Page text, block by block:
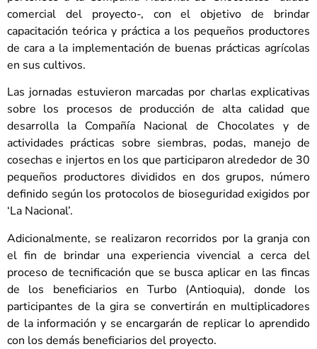
comercial del proyecto-, con el objetivo de brindar
capacitación teórica y práctica a los pequeños productores
de cara a la implementación de buenas prácticas agrícolas
en sus cultivos.
Las jornadas estuvieron marcadas por charlas explicativas
sobre los procesos de producción de alta calidad que
desarrolla la Compañía Nacional de Chocolates y de
actividades prácticas sobre siembras, podas, manejo de
cosechas e injertos en los que participaron alrededor de 30
pequeños productores divididos en dos grupos, número
definido según los protocolos de bioseguridad exigidos por
‘La Nacional’.
Adicionalmente, se realizaron recorridos por la granja con
el fin de brindar una experiencia vivencial a cerca del
proceso de tecnificación que se busca aplicar en las fincas
de los beneficiarios en Turbo (Antioquia), donde los
participantes de la gira se convertirán en multiplicadores
de la información y se encargarán de replicar lo aprendido
con los demás beneficiarios del proyecto.